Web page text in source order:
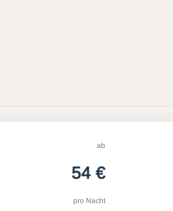
ab
54 €
pro Nacht